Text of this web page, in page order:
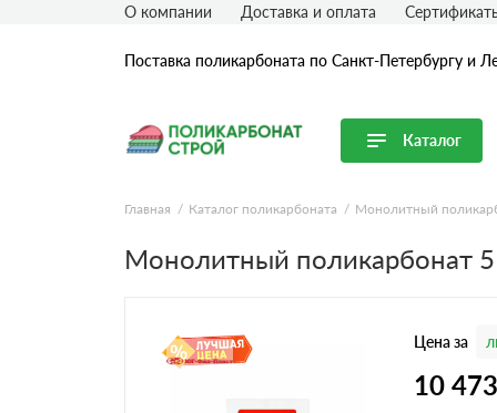
Поставка поликарбоната по Санкт-Петербургу и
Каталог
Перейти в каталог
Продуктовые линейки
Профилированный поликарбонат
Комплектующие для поликарбоната
О компании Доставка и оплата
Главная Каталог поликарбоната Монолитный
Монолитный поликарбонат
Цена за
10